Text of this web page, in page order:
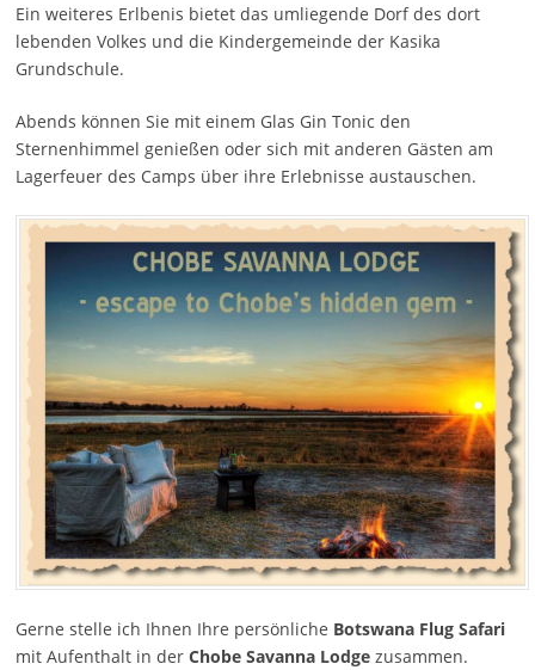
Ein weiteres Erlbenis bietet das umliegende Dorf des dort
lebenden Volkes und die Kindergemeinde der Kasika
Grundschule.
Abends können Sie mit einem Glas Gin Tonic den
Sternenhimmel genießen oder sich mit anderen Gästen am
Lagerfeuer des Camps über ihre Erlebnisse austauschen.
Gerne stelle ich Ihnen Ihre persönliche Botswana Flug Safari
mit Aufenthalt in der Chobe Savanna Lodgezusammen.